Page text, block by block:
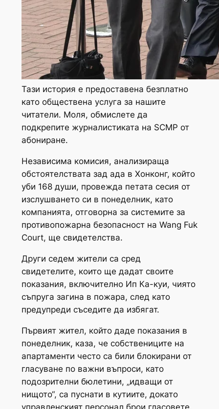
Тази история е предоставена безплатно
като обществена услуга за нашите
читатели. Моля, обмислете да
подкрепите журналистиката на SCMP от
абониране.
Независима комисия, анализираща
обстоятелствата зад ада в Хонконг, който
уби 168 души, провежда петата сесия от
изслушването си в понеделник, като
компанията, отговорна за системите за
противопожарна безопасност на Wang Fuk
Court, ще свидетелства.
Други седем жители са сред
свидетелите, които ще дадат своите
показания, включително Ип Ка-куи, чиято
съпруга загина в пожара, след като
предупреди съседите да избягат.
Първият жител, който даде показания в
понеделник, каза, че собствениците на
апартаменти често са били блокирани от
гласуване по важни въпроси, като
подозрителни бюлетини, „идващи от
нищото“, са пуснати в кутиите, докато
управленският персонал брои гласовете.